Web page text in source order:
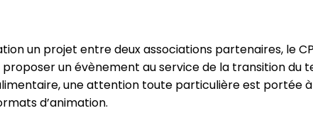
un projet entre deux associations partenaires, le
proposer un évènement au service de la transition du
une attention toute particulière est portée
d’animation.